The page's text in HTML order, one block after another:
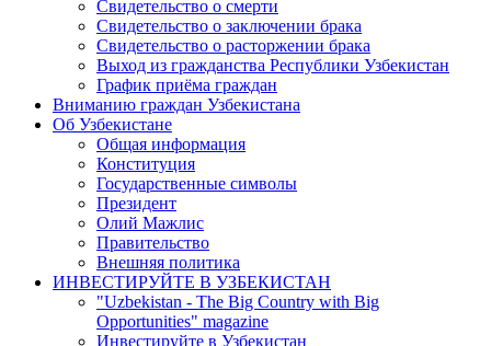
Свидетельство о смерти
Свидетельство о заключении брака
Свидетельство о расторжении брака
Выход из гражданства Республики Узбекистан
График приёма граждан
Вниманию граждан Узбекистана
Об Узбекистане
Общая информация
Конституция
Государственные символы
Президент
Олий Мажлис
Правительство
Внешняя политика
ИНВЕСТИРУЙТЕ В УЗБЕКИСТАН
"Uzbekistan - The Big Country with Big
Opportunities" magazine
Инвестируйте в Узбекистан